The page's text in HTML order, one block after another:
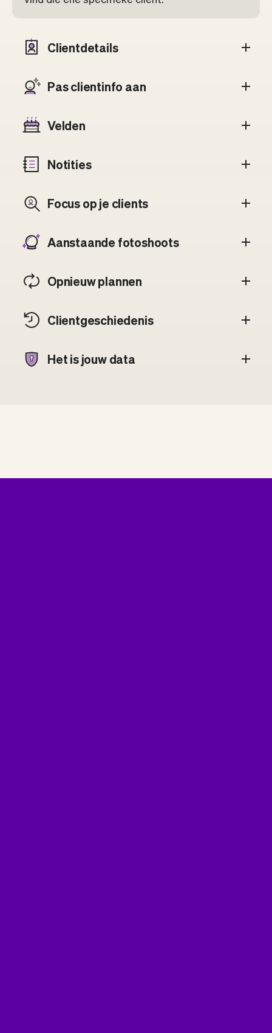
Clientdetails
Pas client­info aan
Velden
Notities
Focus op je clients
Aanstaande fotoshoots
Opnieuw plannen
Client­geschiedenis
Het is jouw data